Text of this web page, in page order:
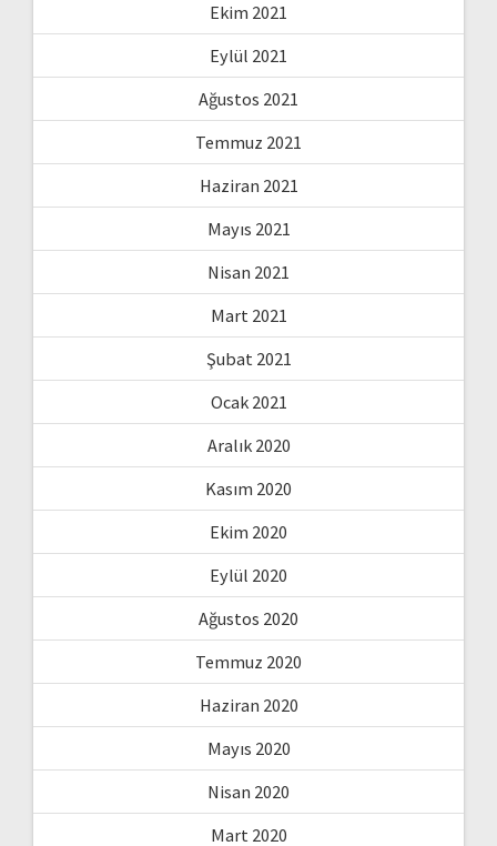
Ekim 2021
Eylül 2021
Ağustos 2021
Temmuz 2021
Haziran 2021
Mayıs 2021
Nisan 2021
Mart 2021
Şubat 2021
Ocak 2021
Aralık 2020
Kasım 2020
Ekim 2020
Eylül 2020
Ağustos 2020
Temmuz 2020
Haziran 2020
Mayıs 2020
Nisan 2020
Mart 2020